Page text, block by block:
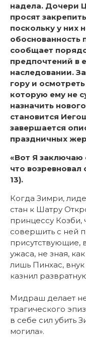
надела. Дочери
просят
поскольку у них
обоснованность
сообщает
предпочтений в
наследовании.
гору и
которую ему не
назначить
становится
завершается
праздничных
«Вот Я заключаю
что возревновал
13).
Когда Зимри,
стан к Шатру
принцессу Козби,
совершить с ней
присутствующие,
ужаса, не зная,
лишь Пинхас,
казнил
Мидраш делает
трагического
в себе сил убить
могила».